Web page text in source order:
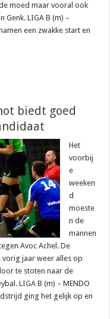
moed maar vooral ook
Genk. LIGA B (m) –
een zwakke start en
biedt goed
Het
voorbij
e
weeken
d
moeste
n de
mannen
Avoc Achel. De
vorig jaar weer alles op
te stoten naar de
LIGA B (m) – MENDO
ging het gelijk op en